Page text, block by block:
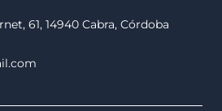
61, 14940 Cabra, Córdoba